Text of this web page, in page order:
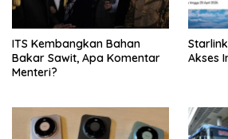
ITS Kembangkan Bahan
Bakar Sawit, Apa Komentar
Menteri?
Akses